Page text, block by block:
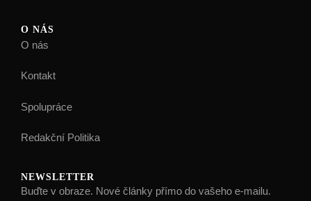
O NÁS
O nás
Kontakt
Spolupráce
Redakční Politika
NEWSLETTER
Buďte v obraze. Nové články přímo do vašeho e-mailu.